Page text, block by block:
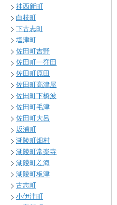
神西新町
白枝町
下古志町
塩津町
佐田町吉野
佐田町一窪田
佐田町原田
佐田町高津屋
佐田町下橋波
佐田町毛津
佐田町大呂
坂浦町
湖陵町畑村
湖陵町常楽寺
湖陵町差海
湖陵町板津
古志町
小伊津町